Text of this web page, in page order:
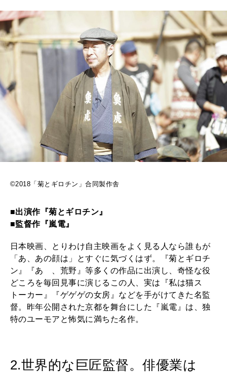
2026年4月号「未来をつくる、学びの教科書。」
2026年3月号「スイーツ予想図 2026」
2026年2月号「良運を掴む 新・開運術。」
2026年1月号「猫がいれば、幸せ」
2025年12月号「お酒の新常識。」
©2018「菊とギロチン」合同製作舎
■出演作『菊とギロチン』
■監督作『嵐電』
日本映画、とりわけ自主映画をよく見る人なら誰もが
「あ、あの顔は」とすぐに気づくはず。『菊とギロチ
ン』『あゝ、荒野』等多くの作品に出演し、奇怪な役
どころを毎回見事に演じるこの人、実は『私は猫ス
トーカー』『ゲゲゲの女房』などを手がけてきた名監
督。昨年公開された京都を舞台にした『嵐電』は、独
特のユーモアと怖気に満ちた名作。
2.世界的な巨匠監督。俳優業は